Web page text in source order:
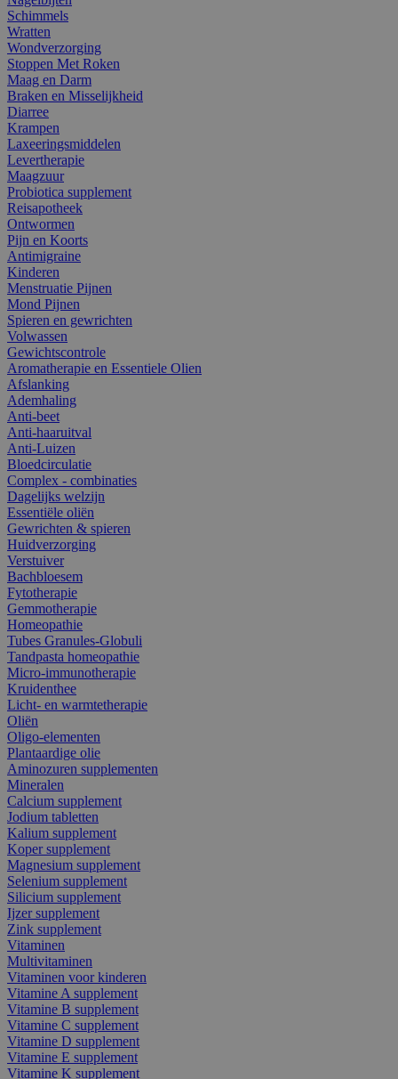
Schimmels
Wratten
Wondverzorging
Stoppen Met Roken
Maag en Darm
Braken en Misselijkheid
Diarree
Krampen
Laxeeringsmiddelen
Levertherapie
Maagzuur
Probiotica supplement
Reisapotheek
Ontwormen
Pijn en Koorts
Antimigraine
Kinderen
Menstruatie Pijnen
Mond Pijnen
Spieren en gewrichten
Volwassen
Gewichtscontrole
Aromatherapie en Essentiele Olien
Afslanking
Ademhaling
Anti-beet
Anti-haaruitval
Anti-Luizen
Bloedcirculatie
Complex - combinaties
Dagelijks welzijn
Essentiële oliën
Gewrichten & spieren
Huidverzorging
Verstuiver
Bachbloesem
Fytotherapie
Gemmotherapie
Homeopathie
Tubes Granules-Globuli
Tandpasta homeopathie
Micro-immunotherapie
Kruidenthee
Licht- en warmtetherapie
Oliën
Oligo-elementen
Plantaardige olie
Aminozuren supplementen
Mineralen
Calcium supplement
Jodium tabletten
Kalium supplement
Koper supplement
Magnesium supplement
Selenium supplement
Silicium supplement
Ijzer supplement
Zink supplement
Vitaminen
Multivitaminen
Vitaminen voor kinderen
Vitamine A supplement
Vitamine B supplement
Vitamine C supplement
Vitamine D supplement
Vitamine E supplement
Vitamine K supplement